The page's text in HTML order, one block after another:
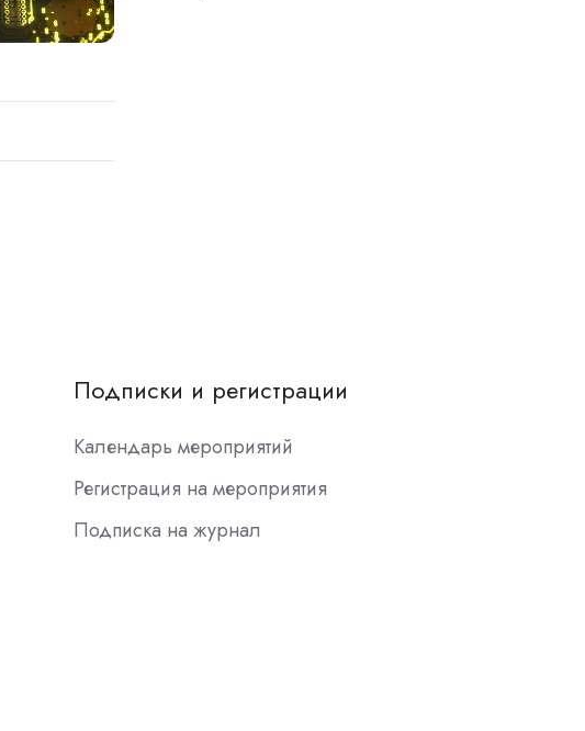
Подписки и регистрации
Календарь мероприятий
Регистрация на мероприятия
Подписка на журнал